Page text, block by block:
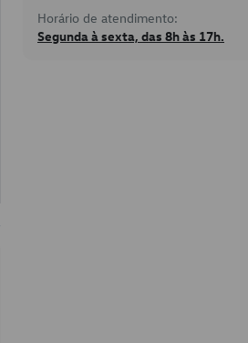
Horário de atendimento:
Segunda à sexta, das 8h às 17h.